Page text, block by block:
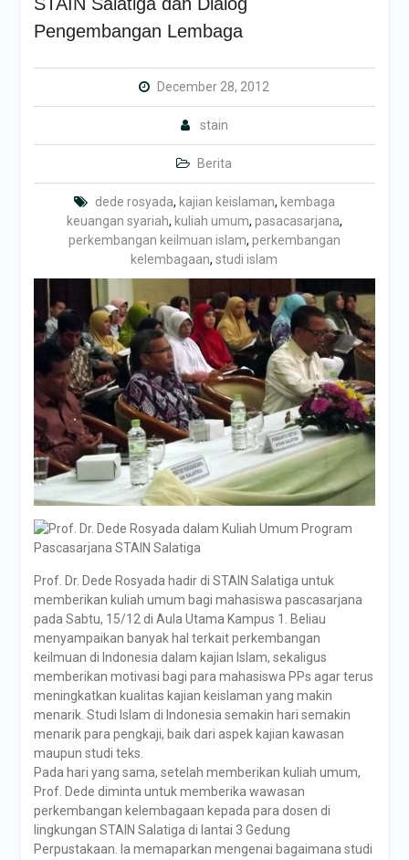
Pengembangan Lembaga
December 28, 2012
stain
Berita
dede rosyada, kajian keislaman, kembaga
keuangan syariah, kuliah umum, pasacasarjana,
perkembangan keilmuan islam, perkembangan
kelembagaan,studi islam
Prof. Dr. Dede Rosyada hadir di STAIN Salatiga untuk
memberikan kuliah umum bagi mahasiswa pascasarjana
pada Sabtu, 15/12 di Aula Utama Kampus 1. Beliau
menyampaikan banyak hal terkait perkembangan
keilmuan di Indonesia dalam kajian Islam, sekaligus
memberikan motivasi bagi para mahasiswa PPs agar terus
meningkatkan kualitas kajian keislaman yang makin
menarik. Studi Islam di Indonesia semakin hari semakin
menarik para pengkaji, baik dari aspek kajian kawasan
maupun studi teks.
Pada hari yang sama, setelah memberikan kuliah umum,
Prof. Dede diminta untuk memberika wawasan
perkembangan kelembagaan kepada para dosen di
lingkungan STAIN Salatiga di lantai 3 Gedung
Perpustakaan. Ia memaparkan mengenai bagaimana studi